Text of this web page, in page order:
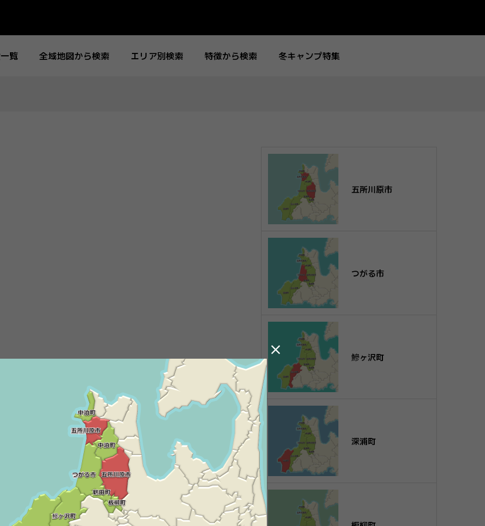
覧 全域地図から検索 エリア別検索 特徴から検索 冬キャンプ特集
ーコテージ つがる地球村オートキャンプ場
五所川原市
つがる市
鰺ヶ沢町
深浦町
